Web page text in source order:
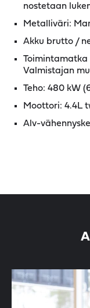
nostetaan
Metalliväri:
Akku brutto /
Toimintamatka
Valmistajan
Teho: 480 kW
Moottori: 4.4L
Alv-